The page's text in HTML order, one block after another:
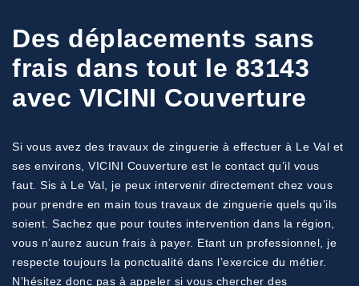
Des déplacements sans
frais dans tout le 83143
avec VICINI Couverture
Si vous avez des travaux de zinguerie à effectuer à Le Val et
ses environs, VICINI Couverture est le contact qu’il vous
faut. Sis à Le Val, je peux intervenir directement chez vous
pour prendre en main tous travaux de zinguerie quels qu’ils
soient. Sachez que pour toutes intervention dans la région,
vous n’aurez aucun frais à payer. Etant un professionnel, je
respecte toujours la ponctualité dans l’exercice du métier.
N’hésitez donc pas à appeler si vous chercher des